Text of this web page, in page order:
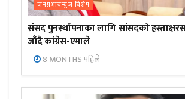
जनप्रभाबन्युज विशेष
संसद पुनर्स्थापनाका लागि सांसदको
जाँदै कांग्रेस-एमाले
8 MONTHS पहिले